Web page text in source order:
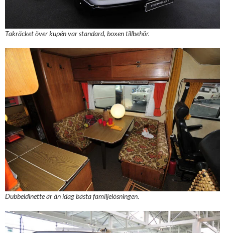
Takräcket över kupén var standard, boxen tillbehör.
Dubbeldinette är än idag bästa familjelösningen.